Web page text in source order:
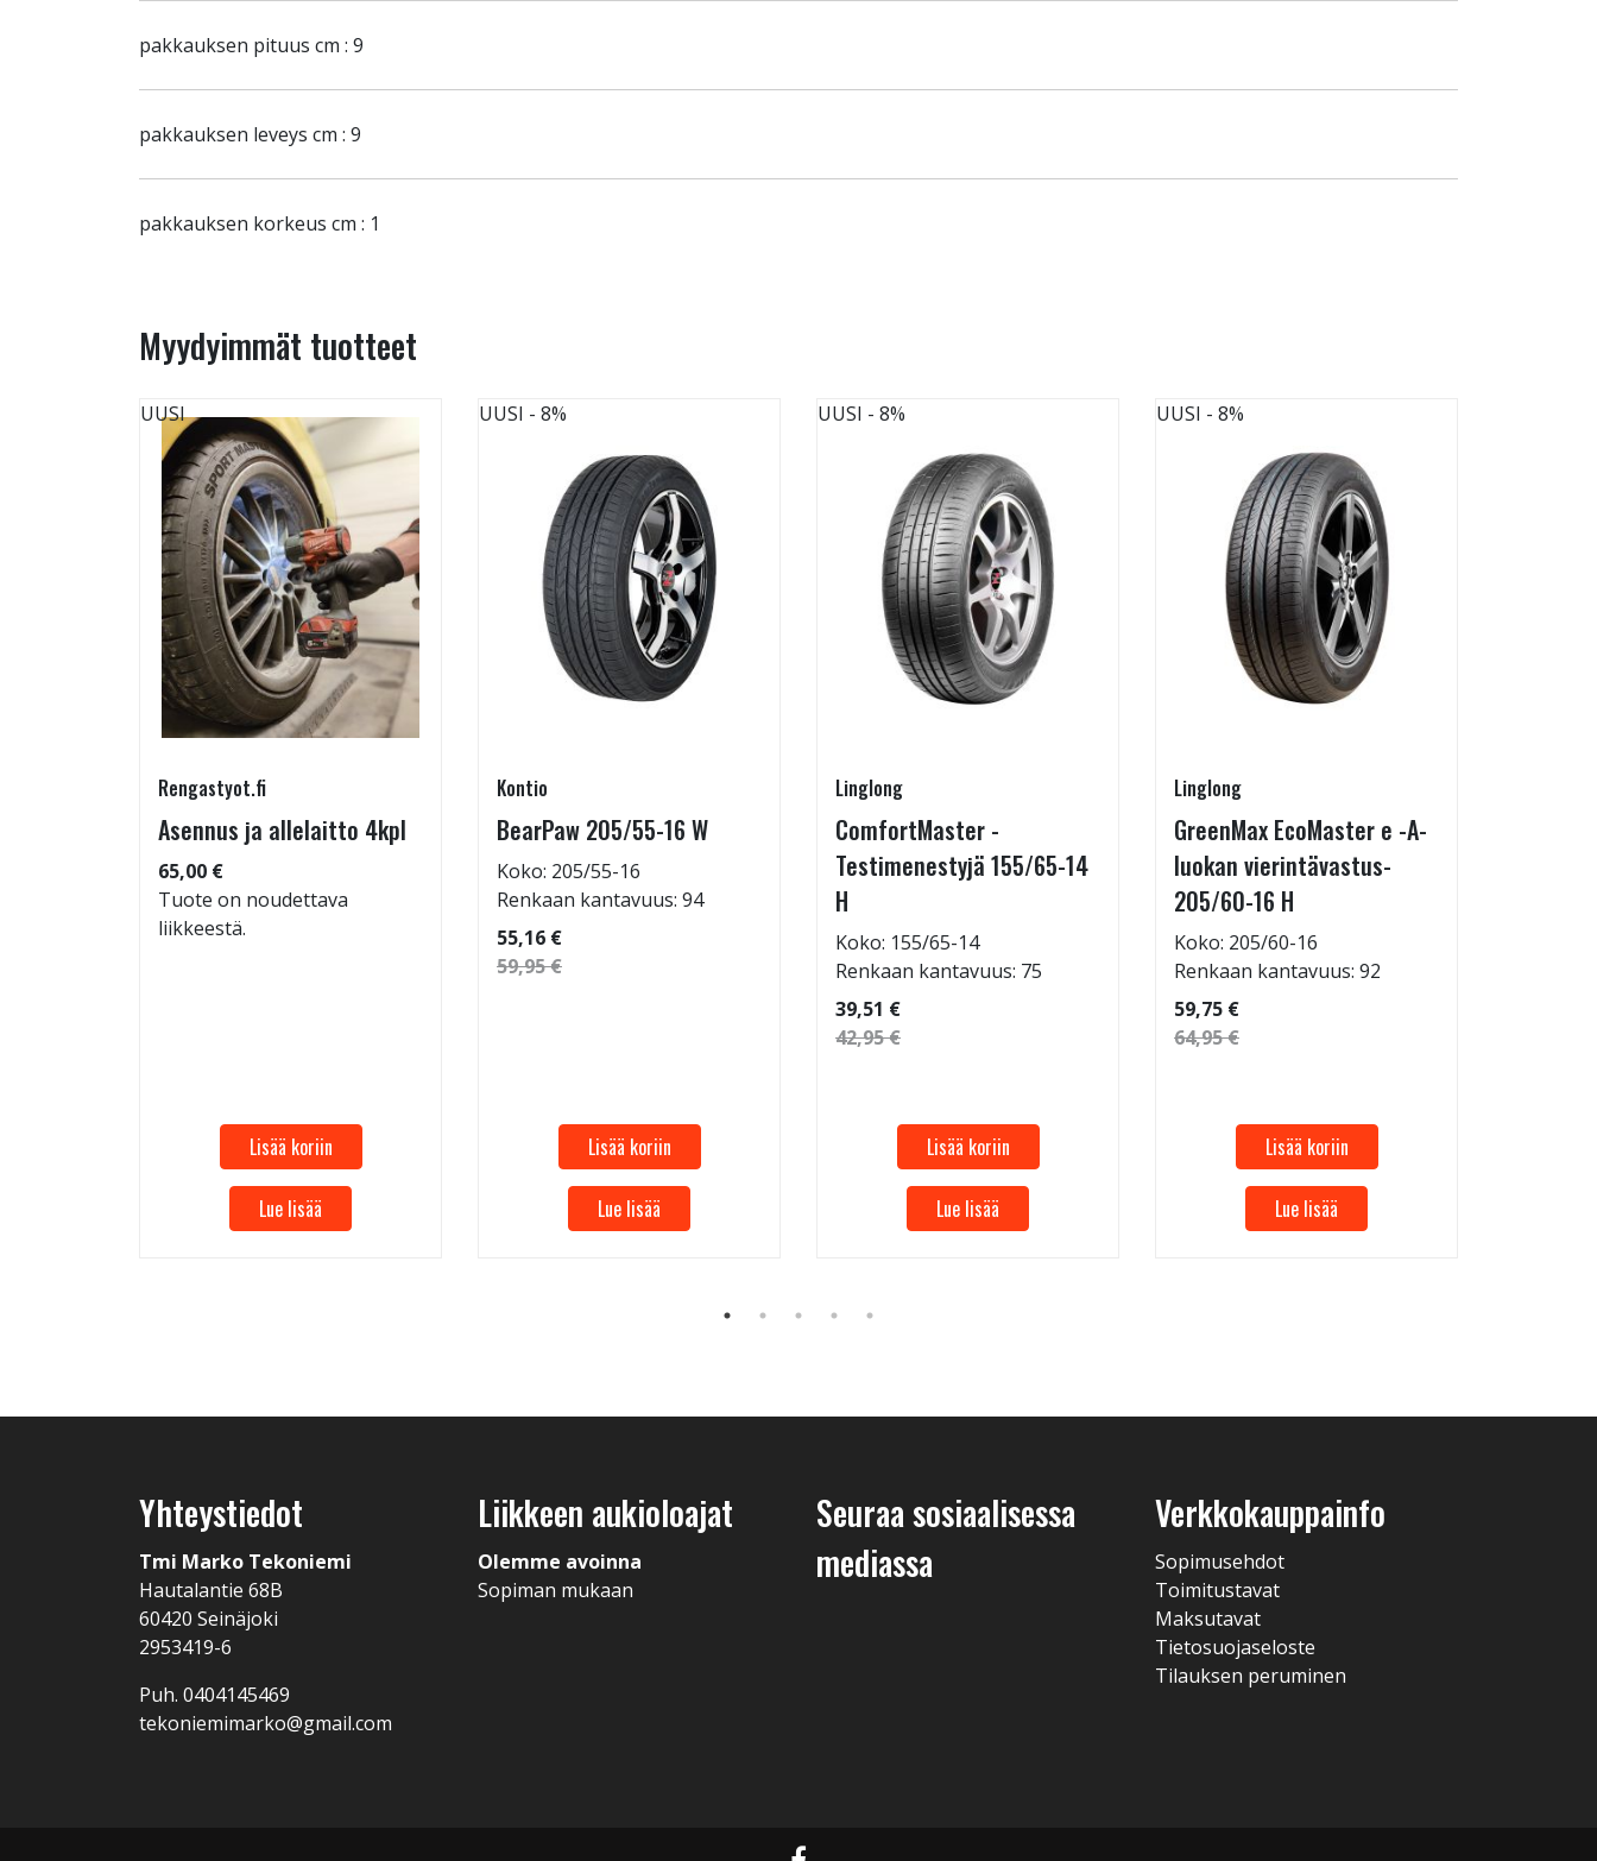
pakkauksen pituus cm : 9
pakkauksen leveys cm : 9
pakkauksen korkeus cm : 1
Myydyimmät tuotteet
UUSI
Rengastyot.fi
Asennus ja allelaitto 4kpl
65,00 €
Tuote on noudettava
liikkeestä.
Lisää koriin
Lue lisää
UUSI - 8%
Kontio
BearPaw 205/55-16 W
Koko: 205/55-16
Renkaan kantavuus: 94
55,16 €
59,95 €
Lisää koriin
Lue lisää
UUSI - 8%
Linglong
ComfortMaster -
Testimenestyjä 155/65-14
H
Koko: 155/65-14
Renkaan kantavuus: 75
39,51 €
42,95 €
Lisää koriin
Lue lisää
UUSI - 8%
Linglong
GreenMax EcoMaster e -A-
luokan vierintävastus-
205/60-16 H
Koko: 205/60-16
Renkaan kantavuus: 92
59,75 €
64,95 €
Lisää koriin
Lue lisää
Yhteystiedot
Tmi Marko Tekoniemi
Hautalantie 68B
60420 Seinäjoki
2953419-6
Puh. 0404145469
tekoniemimarko@gmail.com
Liikkeen aukioloajat
Olemme avoinna
Sopiman mukaan
Seuraa sosiaalisessa
mediassa
Verkkokauppainfo
Sopimusehdot
Toimitustavat
Maksutavat
Tietosuojaseloste
Tilauksen peruminen